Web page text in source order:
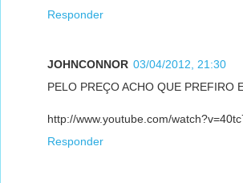
Responder
JOHNCONNOR 03/04/2012, 21:30
PELO PREÇO ACHO QUE PREFIRO
http://www.youtube.com/
Responder